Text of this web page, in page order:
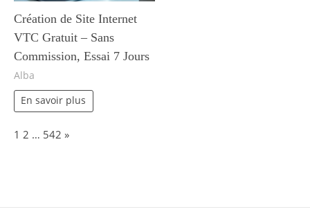
Création de Site Internet
VTC Gratuit – Sans
Commission, Essai 7 Jours
Alba
En savoir plus
Page:
1 2 … 542 Next
»